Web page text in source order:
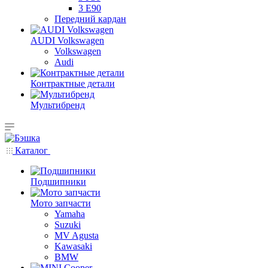
3 E90
Передний кардан
AUDI Volkswagen
Volkswagen
Audi
Контрактные детали
Мультибренд
Каталог
Подшипники
Мото запчасти
Yamaha
Suzuki
MV Agusta
Kawasaki
BMW